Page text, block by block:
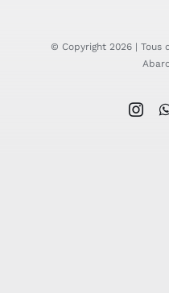
© Copyright 2026 | Tous